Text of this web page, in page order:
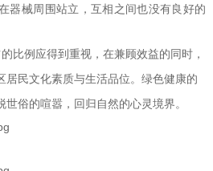
器械周围站立，互相之间也没有良好的
比例应得到重视，在兼顾效益的同时，
居民文化素质与生活品位。绿色健康的
俗的喧嚣，回归自然的心灵境界。